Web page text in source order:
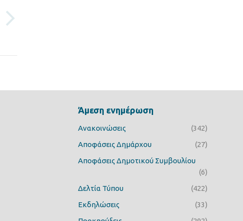
Άμεση ενημέρωση
Ανακοινώσεις
(342)
Αποφάσεις Δημάρχου
(27)
Αποφάσεις Δημοτικού Συμβουλίου
(6)
Δελτία Τύπου
(422)
Εκδηλώσεις
(33)